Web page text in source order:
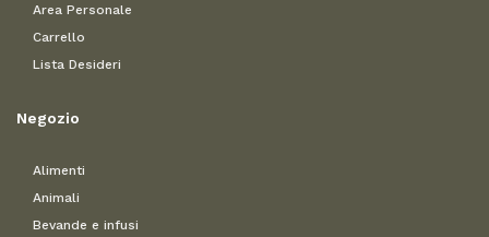
Area Personale
Carrello
Lista Desideri
Negozio
Alimenti
Animali
Bevande e infusi